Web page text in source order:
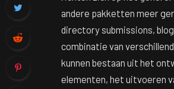
andere pakketten meer
directory submissions,
combinatie van
kunnen bestaan uit het
elementen, het uitvoeren